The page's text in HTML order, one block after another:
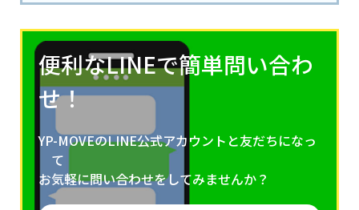
便利なLINEで簡単問い合わ
せ！
YP-MOVEのLINE公式アカウントと友だちになっ
て
お気軽に問い合わせをしてみませんか？